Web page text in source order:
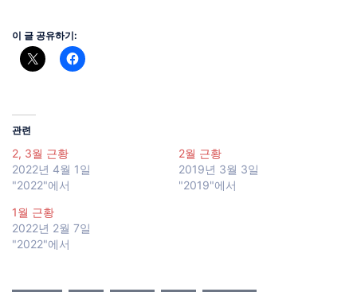
이 글 공유하기:
관련
2, 3월 근황
2022년 4월 1일
"2022"에서
2월 근황
2019년 3월 3일
"2019"에서
1월 근황
2022년 2월 7일
"2022"에서